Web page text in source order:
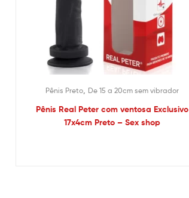
Pênis Preto De 15 a 20cm sem vibrador
Pênis Real Peter com ventosa Exclusivo
17x4cm Preto – Sex shop